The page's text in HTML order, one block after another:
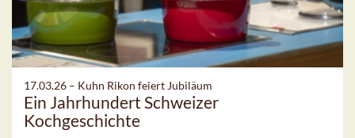
17.03.26 – Kuhn Rikon feiert Jubiläum
Ein Jahrhundert Schweizer
Kochgeschichte